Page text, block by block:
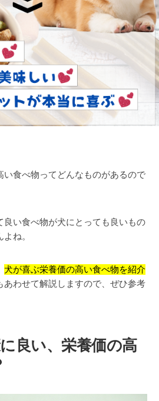
い食べ物ってどんなものがあるので
良い食べ物が犬にとっても良いもの
ね。
犬が喜ぶ栄養価の高い食べ物を紹介
あわせて解説しますので、ぜひ参考
良い、栄養価の高